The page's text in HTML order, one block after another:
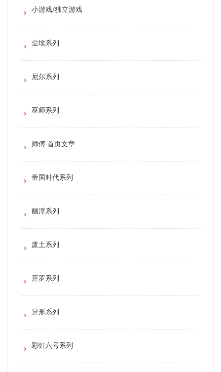
小游戏/独立游戏
尘埃系列
尼尔系列
巫师系列
师傅 首页文章
帝国时代系列
幽浮系列
废土系列
开罗系列
异形系列
彩虹六号系列